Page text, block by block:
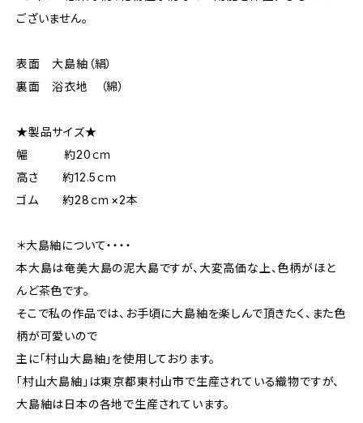
ございません。
表面 大島紬（絹）
裏面 浴衣地 （綿）
★製品サイズ★
幅 約20ｃｍ
高さ 約12.5ｃｍ
ゴム 約28ｃｍ×2本
＊大島紬について・・・・
本大島は奄美大島の泥大島ですが、大変高価な上、色柄がほと
んど茶色です。
そこで私の作品では、お手頃に大島紬を楽しんで頂きたく、また色
柄が可愛いので
主に「村山大島紬」を使用しております。
「村山大島紬」は東京都東村山市で生産されている織物ですが、
大島紬は日本の各地で生産されています。